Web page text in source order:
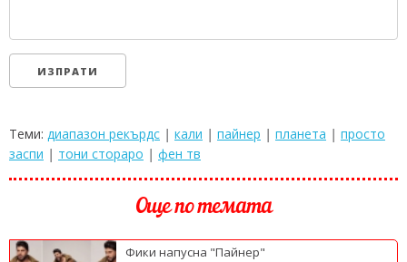
Теми: диапазон рекърдс | кали | пайнер | планета | просто
заспи | тони стораро | фен тв
Още по темата
Фики напусна "Пайнер"